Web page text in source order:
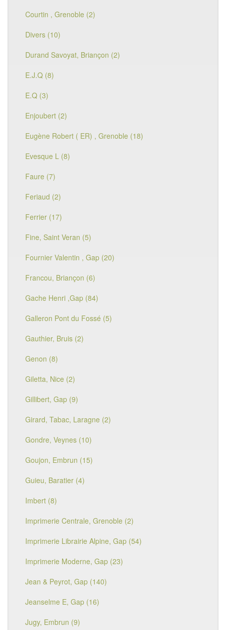
Courtin , Grenoble (2)
Divers (10)
Durand Savoyat, Briançon (2)
E.J.Q (8)
E.Q (3)
Enjoubert (2)
Eugène Robert ( ER) , Grenoble (18)
Evesque L (8)
Faure (7)
Feriaud (2)
Ferrier (17)
Fine, Saint Veran (5)
Fournier Valentin , Gap (20)
Francou, Briançon (6)
Gache Henri ,Gap (84)
Galleron Pont du Fossé (5)
Gauthier, Bruis (2)
Genon (8)
Giletta, Nice (2)
Gillibert, Gap (9)
Girard, Tabac, Laragne (2)
Gondre, Veynes (10)
Goujon, Embrun (15)
Guieu, Baratier (4)
Imbert (8)
Imprimerie Centrale, Grenoble (2)
Imprimerie Librairie Alpine, Gap (54)
Imprimerie Moderne, Gap (23)
Jean & Peyrot, Gap (140)
Jeanselme E, Gap (16)
Jugy, Embrun (9)